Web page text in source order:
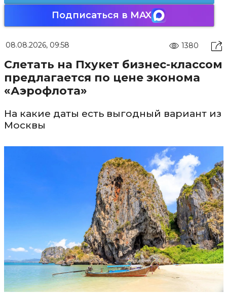
Подписаться в MAX
08.08.2026, 09:58 1380
Слетать на Пхукет бизнес-классом
предлагается по цене эконома
«Аэрофлота»
На какие даты есть выгодный вариант из
Москвы